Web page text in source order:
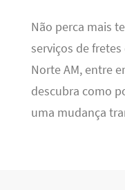
Não perca mais
serviços de
Norte AM, entre
descubra como
uma mudança